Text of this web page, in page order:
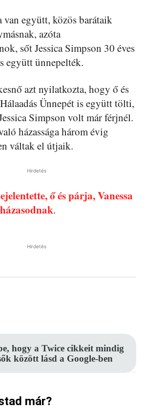
van együtt, közös barátaik
azóta
sőt Jessica Simpson 30 éves
együtt ünnepelték.
azt nyilatkozta, hogy ő és
Ünnepét is együtt tölti,
Simpson volt már férjnél.
házassága három évig
váltak el útjaik.
Hirdetés
ő és párja, Vanessa
.
Hirdetés
hogy a Twice cikkeit mindig
között lásd a Google-ben
már?